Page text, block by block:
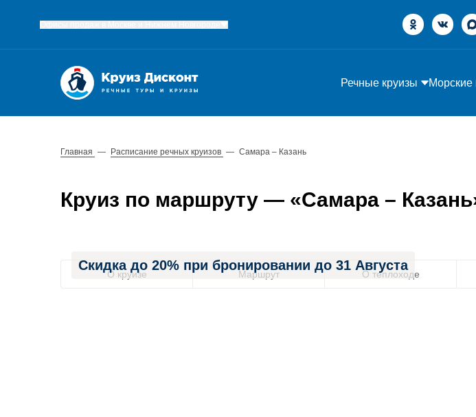
Речные круизы Морские
Главная — Расписание речных круизов — Самара – Казань
Круиз по маршруту — «Самара –
Скидка до 20% при бронировании до 31 Августа
О круизе Маршрут О теплоходе